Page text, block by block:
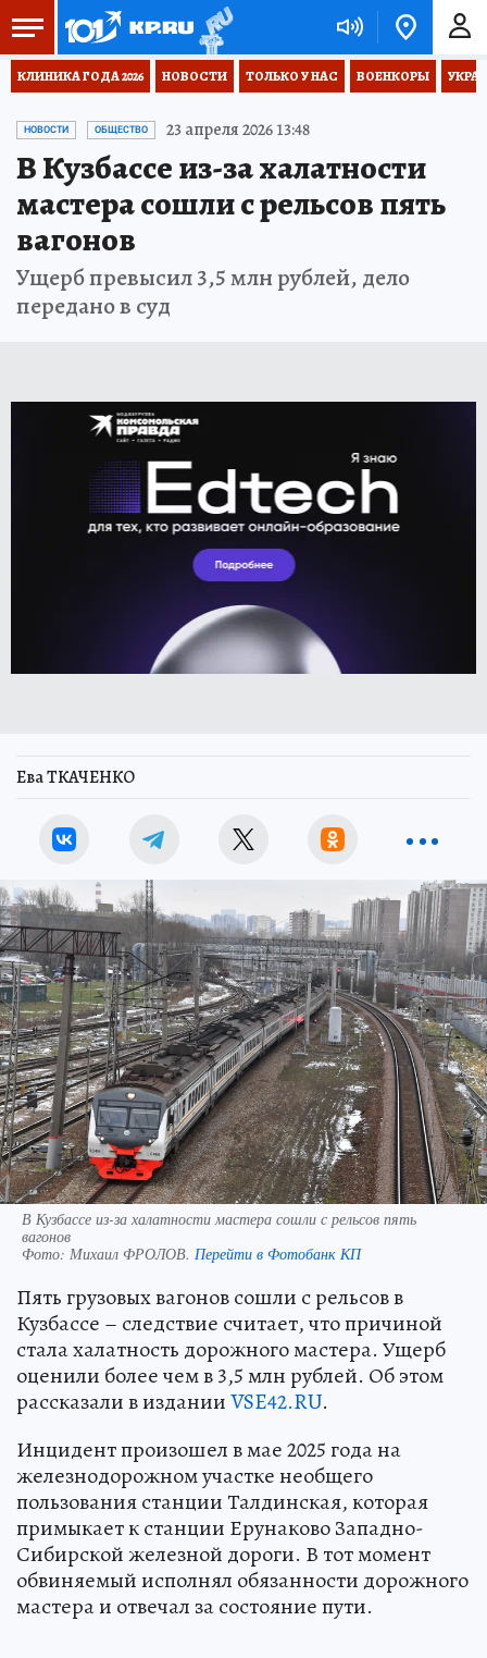
КЛИНИКА ГОДА 2026 НОВОСТИ ТОЛЬКО У НАС ВОЕНКОРЫ
НОВОСТИ ОБЩЕСТВО 23 апреля 2026 13:48
В Кузбассе из-за халатности
мастера сошли с рельсов пять
вагонов
Ущерб превысил 3,5 млн рублей, дело
передано в суд
Ева ТКАЧЕНКО
В Кузбассе из-за халатности мастера сошли с рельсов пять
вагонов
Фото: Михаил ФРОЛОВ. Перейти в Фотобанк КП
Пять грузовых вагонов сошли с рельсов в
Кузбассе – следствие считает, что причиной
стала халатность дорожного мастера. Ущерб
оценили более чем в 3,5 млн рублей. Об этом
рассказали в изданииVSE42.RU.
Инцидент произошел в мае 2025 года на
железнодорожном участке необщего
пользования станции Талдинская, которая
примыкает к станции Ерунаково Западно-
Сибирской железной дороги. В тот момент
обвиняемый исполнял обязанности дорожного
мастера и отвечал за состояние пути.